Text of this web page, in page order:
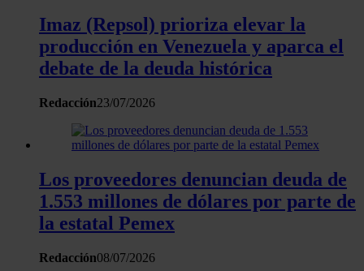
Imaz (Repsol) prioriza elevar la
producción en Venezuela y aparca el
debate de la deuda histórica
Redacción23/07/2026
Los proveedores denuncian deuda de
1.553 millones de dólares por parte de
la estatal Pemex
Redacción08/07/2026